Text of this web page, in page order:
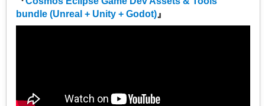
bundle (Unreal + Unity + Godot) 』